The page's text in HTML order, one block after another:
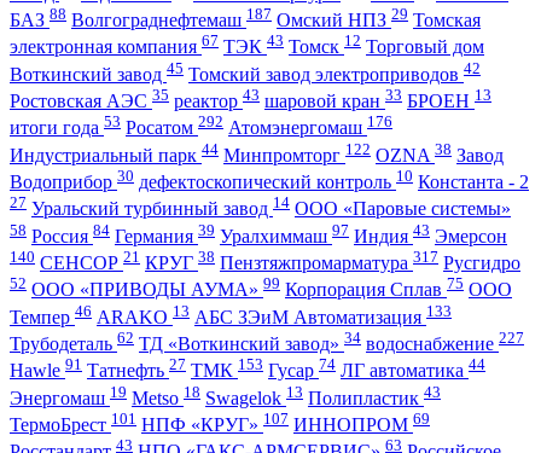
БАЗ 88 Волгограднефтемаш 187 Омский НПЗ 29 Томская
электронная компания 67 ТЭК 43 Томск 12 Торговый дом
Воткинский завод 45 Томский завод электроприводов 42
Ростовская АЭС 35 реактор 43 шаровой кран 33 БРОЕН 13
итоги года 53 Росатом 292 Атомэнергомаш 176
Индустриальный парк 44 Минпромторг 122 OZNA 38 Завод
Водоприбор 30 дефектоскопический контроль 10 Константа - 2
27 Уральский турбинный завод 14 ООО «Паровые системы»
58 Россия 84 Германия 39 Уралхиммаш 97 Индия 43 Эмерсон
140 СЕНСОР 21 КРУГ 38 Пензтяжпромарматура 317 Русгидро
52 ООО «ПРИВОДЫ АУМА» 99 Корпорация Сплав 75 ООО
Темпер 46 ARAKO 13 АБС ЗЭиМ Автоматизация 133
Трубодеталь 62 ТД «Воткинский завод» 34 водоснабжение 227
Hawle 91 Татнефть 27 ТМК 153 Гусар 74 ЛГ автоматика 44
Энергомаш 19 Metso 18 Swagelok 13 Полипластик 43
ТермоБрест 101 НПФ «КРУГ» 107 ИННОПРОМ 69
43 63